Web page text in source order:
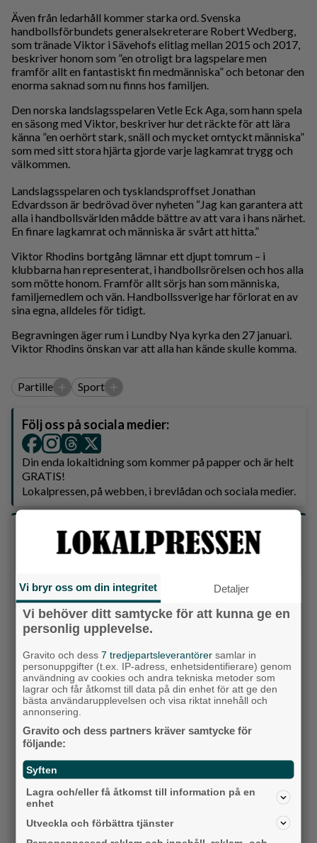
Även från ledarhåll kommer starka ord. Svenska
handbollsförbundets generalsekreterare Robert Wedberg,
som tränade Viktor i Sävehofs elitlag mellan 2015 och 2017,
beskriver honom som ”en otroligt bra lagspelare men
framför allt en fantastiskt fin medmänniska” och betonar den
enorma saknad som nu finns hos familjen.
Den norska landslagsspelaren Vetle Eck Aga, som hann spela
en säsong med Viktor, beskriver hur det räckte för att lära
känna ”en oerhört stark, snäll och mycket omtyckt människa”
som med sitt stora hjärta gjorde varje lagkamrat trygg och
välkommen.
Landslagsspelaren och tysklandsproffset Jonathan
Edvardsson är bedrövad över nyheten “Jag kan garantera att
alla i handbollsvärlden mådde bättre av att vara i hans närhet.
En finare lagkamrat och människa är svårt att hitta.”
Viktor Rhodins bortgång lämnar ett djupt tomrum – i
klubbarna han representerat, i handbollsrörelsen och hos alla
som mötte honom. Framför allt sörjs han som människa,
familjemedlem och vän. Handbollssverige har förlorat en av
sina egna, alldeles för tidigt.
Begravningen äger rum i Lundby Nya kyrka den 27 januari.
Viktor Rhodins önskan var att alla han kände skulle komma.
Partille + Sport +
Följ oss på sociala medier:
Din enda lokaltidning som kommer på papper och är helt
GRATIS!
Lokalpressen, på webben, i brevlådan och sociala medier.
Vilket parti skulle du rösta på om det var val
Socialdemokraterna
Moderaterna
Sverigedemokraterna
Miljöpartiet
Kristdemokraterna
Centerpartiet
Liberalerna
Vet ej
Vi bryr oss om din integritet Detaljer
Vi behöver ditt samtycke för att kunna ge en
personlig upplevelse.
Gravito och dess7 tredjepartsleverantörer samlar in
personuppgifter (t.ex. IP-adress, enhetsidentifierare) genom
användning av cookies och andra tekniska metoder som
lagrar och får åtkomst till data på din enhet för att ge den
bästa användarupplevelsen och visa riktat innehåll och
annonsering.
Gravito och dess partners kräver samtycke för
följande:
Syften
Lagra och/eller få åtkomst till information på en
enhet
Utveckla och förbättra tjänster